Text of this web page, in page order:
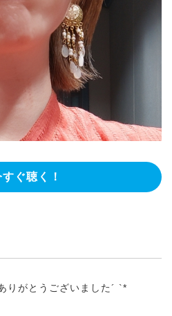
すぐ聴く！
りがとうございました´ `*